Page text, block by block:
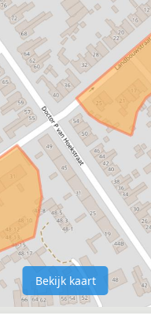
Bekijk kaart